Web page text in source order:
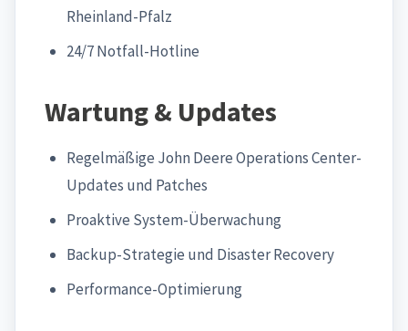
Rheinland-Pfalz
24/7 Notfall-Hotline
Wartung & Updates
Regelmäßige John Deere Operations Center-
Updates und Patches
Proaktive System-Überwachung
Backup-Strategie und Disaster Recovery
Performance-Optimierung